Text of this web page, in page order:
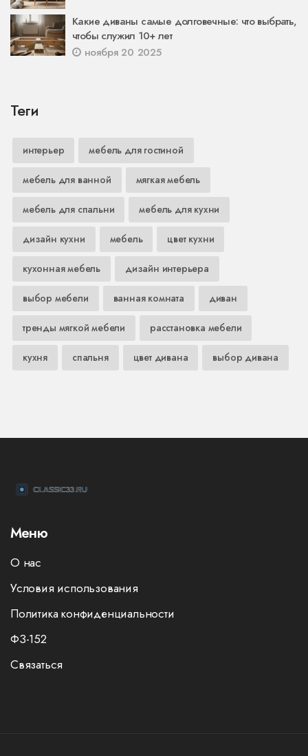
Какие диваны самые долговечные: что выбрать,
чтобы служил 10+ лет
ноября 20 2025
Теги
интерьер мебель для гостиной
мебель для ванной мягкая мебель
мебель для спальни мебель для кухни
дизайн кухни мебель цвет кухни
кухонная мебель дизайн интерьера
выбор мебели ванная комната диван
тренды мягкой мебели расстановка мебели
кухня спальня цвет дивана выбор дивана
Меню
О нас
Условия использования
Политика конфиденциальности
ФЗ-152
Связаться